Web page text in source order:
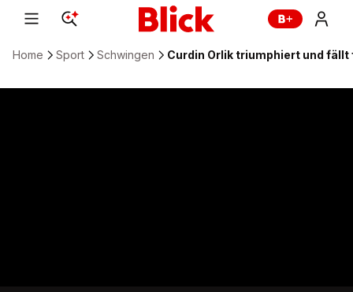
Home Sport Schwingen Curdin Orlik triumphiert und